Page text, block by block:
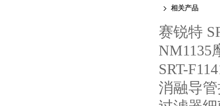
相关产品
赛锐特
NM1135
SRT-
消融导